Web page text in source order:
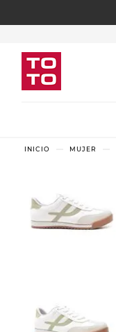
MUJER